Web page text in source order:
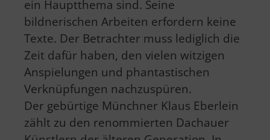
ein Hauptthema sind. Seine
bildnerischen Arbeiten erfordern keine
Texte. Der Betrachter muss lediglich die
Zeit dafür haben, den vielen witzigen
Anspielungen und phantastischen
Verknüpfungen nachzuspüren.
Der gebürtige Münchner Klaus Eberlein
zählt zu den renommierten Dachauer